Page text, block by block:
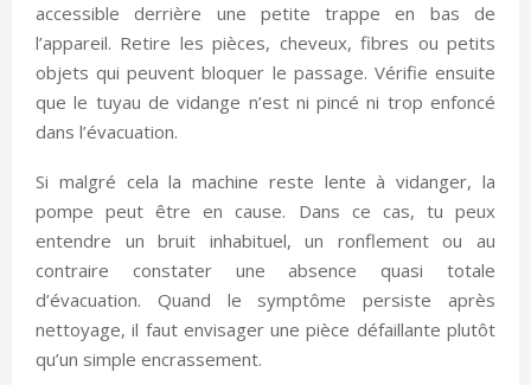
accessible derrière une petite trappe en bas de
l’appareil. Retire les pièces, cheveux, fibres ou petits
objets qui peuvent bloquer le passage. Vérifie ensuite
que le tuyau de vidange n’est ni pincé ni trop enfoncé
dans l’évacuation.
Si malgré cela la machine reste lente à vidanger, la
pompe peut être en cause. Dans ce cas, tu peux
entendre un bruit inhabituel, un ronflement ou au
contraire constater une absence quasi totale
d’évacuation. Quand le symptôme persiste après
nettoyage, il faut envisager une pièce défaillante plutôt
qu’un simple encrassement.